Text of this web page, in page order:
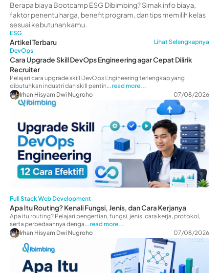
Berapa biaya Bootcamp ESG Dibimbing? Simak info biaya,
faktor penentu harga, benefit program, dan tips memilih kelas
sesuai kebutuhan kamu.
ESG
Artikel Terbaru
Lihat Selengkapnya
DevOps
Cara Upgrade Skill DevOps Engineering agar Cepat Dilirik
Recruiter
Pelajari cara upgrade skill DevOps Engineering terlengkap yang
dibutuhkan industri dan skill pentin...read more...
Irhan Hisyam Dwi Nugroho
07/08/2026
Full Stack Web Development
Apa Itu Routing? Kenali Fungsi, Jenis, dan Cara Kerjanya
Apa itu routing? Pelajari pengertian, fungsi, jenis, cara kerja, protokol,
serta perbedaannya denga...read more...
Irhan Hisyam Dwi Nugroho
07/08/2026